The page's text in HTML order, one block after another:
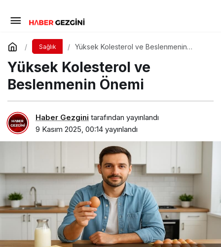
Sağlık
Yüksek Kolesterol ve Beslenmenin
Yüksek Kolesterol ve
Beslenmenin Önemi
Haber Gezgini tarafından yayınlandı
9 Kasım 2025, 00:14 yayınlandı